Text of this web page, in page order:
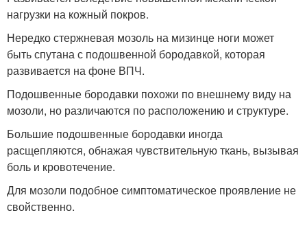
нагрузки на кожный покров.
Нередко стержневая мозоль на мизинце ноги может
быть спутана с подошвенной бородавкой, которая
развивается на фоне ВПЧ.
Подошвенные бородавки похожи по внешнему виду на
мозоли, но различаются по расположению и структуре.
Большие подошвенные бородавки иногда
расщепляются, обнажая чувствительную ткань, вызывая
боль и кровотечение.
Для мозоли подобное симптоматическое проявление не
свойственно.